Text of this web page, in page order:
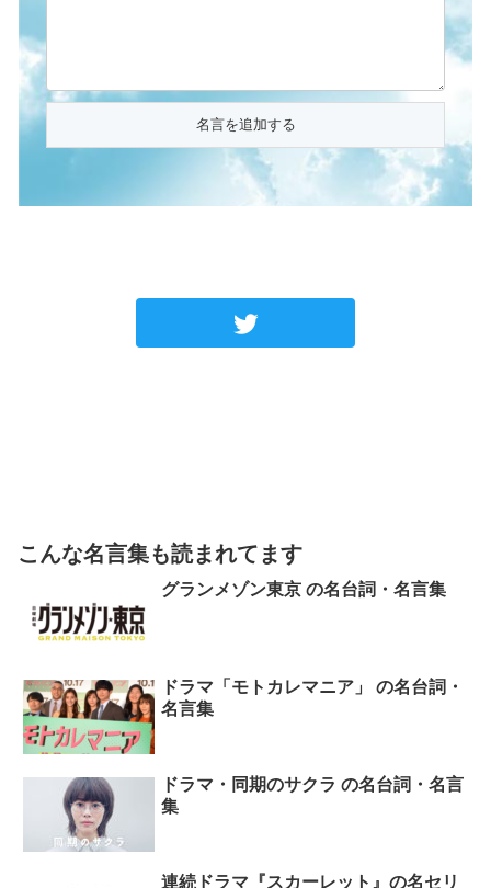
こんな名言集も読まれてます
グランメゾン東京 の名台詞・名言集
ドラマ「モトカレマニア」 の名台詞・
名言集
ドラマ・同期のサクラ の名台詞・名言
集
連続ドラマ『スカーレット』の名セリ